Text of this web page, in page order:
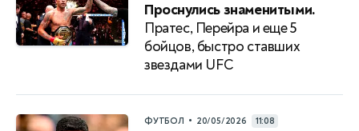
Проснулись знаменитыми.
Пратес, Перейра и еще 5
бойцов, быстро ставших
звездами UFС
ФУТБОЛ • 20/05/2026 11:08